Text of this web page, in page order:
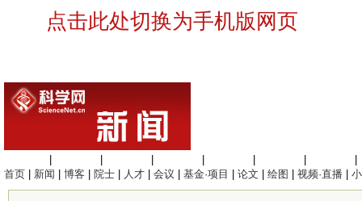
点击此处切换为手机版网页
首页
新闻 博客 院士 人才 会议 基金·项目 论文 绘图 视频·直播